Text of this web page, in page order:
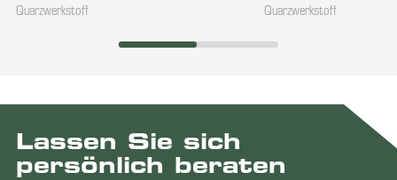
Quarzwerkstoff Quarzwerkstoff
Lassen Sie sich
persönlich beraten